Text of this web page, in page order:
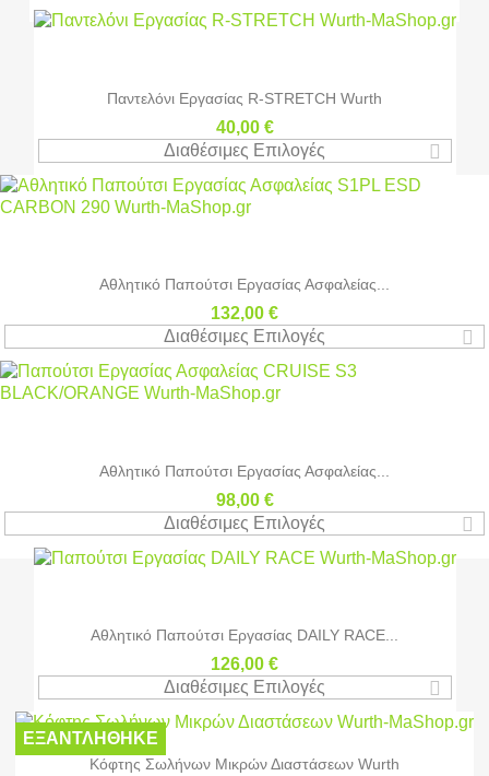
Παντελόνι Εργασίας R-STRETCH Wurth
40,00 €
Διαθέσιμες Επιλογές
Αθλητικό Παπούτσι Εργασίας Ασφαλείας...
132,00 €
Διαθέσιμες Επιλογές
Αθλητικό Παπούτσι Εργασίας Ασφαλείας...
98,00 €
Διαθέσιμες Επιλογές
Αθλητικό Παπούτσι Εργασίας DAILY RACE...
126,00 €
Διαθέσιμες Επιλογές
Κόφτης Σωλήνων Μικρών Διαστάσεων Wurth
ΕΞΑΝΤΛΉΘΗΚΕ